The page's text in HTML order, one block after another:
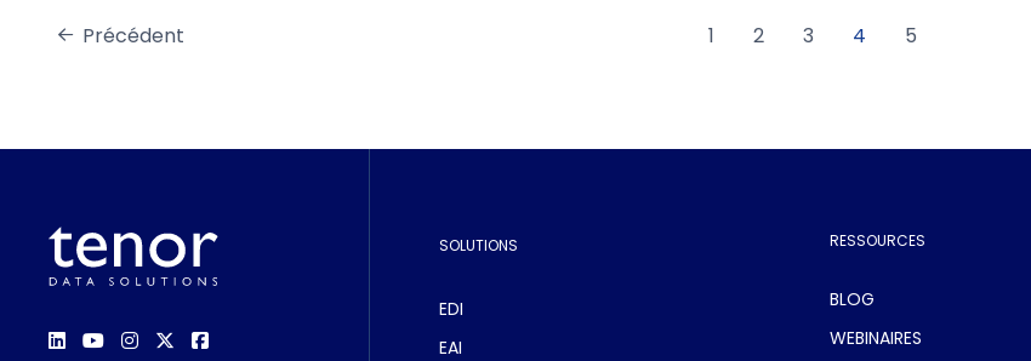
Précédent 2 3 4 5
SOLUTIONS
EDI
EAI
RESSOURCES
BLOG
WEBINAIRES